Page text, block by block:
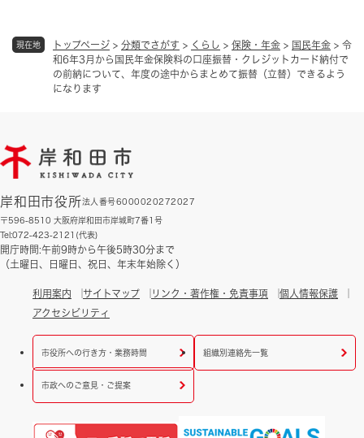
現在地 トップページ > 分類でさがす > くらし > 保険・年金 > 国民年金 > 令
和6年3月から国民年金保険料の口座振替・クレジットカード納付で
の前納について、年度の途中からまとめて振替（立替）できるよう
になります
岸和田市役所法人番号6000020272027
〒596-8510 大阪府岸和田市岸城町7番1号
Tel:072-423-2121(代表)
開庁時間:午前9時から午後5時30分まで
（土曜日、日曜日、祝日、年末年始除く）
利用案内 サイトマップ リンク・著作権・免責事項
個人情報保護
アクセシビリティ
市役所への行き方・業務時間 組織別連絡先一覧
市政へのご意見・ご提案